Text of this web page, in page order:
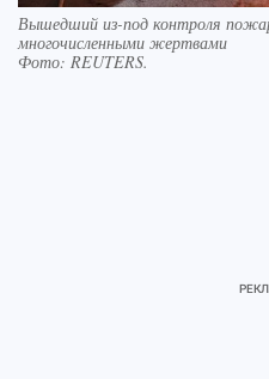
Вышедший из-под контроля
многочисленными жертвами
Фото: REUTERS.